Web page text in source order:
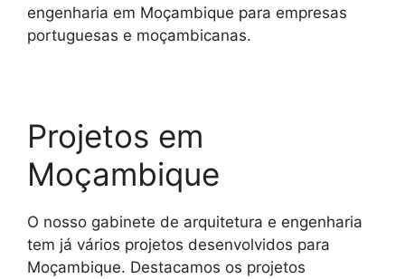
engenharia em Moçambique para empresas
portuguesas e moçambicanas.
Projetos em
Moçambique
O nosso gabinete de arquitetura e engenharia
tem já vários projetos desenvolvidos para
Moçambique. Destacamos os projetos